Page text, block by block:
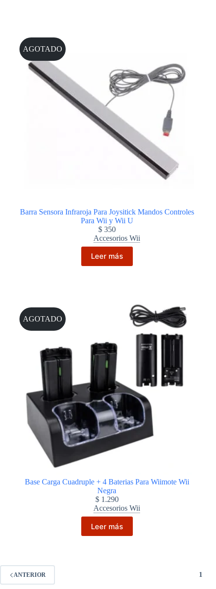
AGOTADO
Barra Sensora Infraroja Para Joysitick Mandos Controles
Para Wii y Wii U
$350
Accesorios Wii
Leer más
AGOTADO
Base Carga Cuadruple + 4 Baterias Para Wiimote Wii
Negra
$1.290
Accesorios Wii
Leer más
ANTERIOR 1